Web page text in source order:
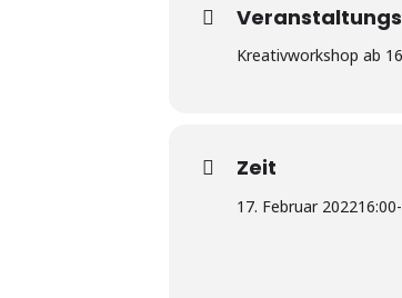
Kreativworkshop ab
Zeit
17. Februar 202216:00-